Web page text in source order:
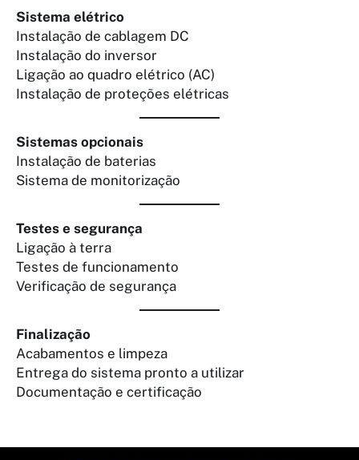
Sistema elétrico
Instalação de cablagem DC
Instalação do inversor
Ligação ao quadro elétrico (AC)
Instalação de proteções elétricas
Sistemas opcionais
Instalação de baterias
Sistema de monitorização
Testes e segurança
Ligação à terra
Testes de funcionamento
Verificação de segurança
Finalização
Acabamentos e limpeza
Entrega do sistema pronto a utilizar
Documentação e certificação